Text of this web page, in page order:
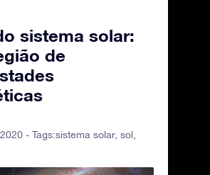
sistema solar:
de
- Tags:sistema solar, sol